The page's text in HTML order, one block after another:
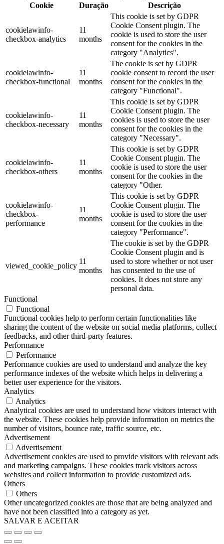
Cookie
Duração Descrição
cookielawinfo-
checkbox-analytics
11
months
This cookie is set by GDPR
Cookie Consent plugin. The
cookie is used to store the user
consent for the cookies in the
category "Analytics".
cookielawinfo-
checkbox-functional
11
months
The cookie is set by GDPR
cookie consent to record the user
consent for the cookies in the
category "Functional".
cookielawinfo-
checkbox-necessary
11
months
This cookie is set by GDPR
Cookie Consent plugin. The
cookies is used to store the user
consent for the cookies in the
category "Necessary".
cookielawinfo-
checkbox-others
11
months
This cookie is set by GDPR
Cookie Consent plugin. The
cookie is used to store the user
consent for the cookies in the
category "Other.
cookielawinfo-
checkbox-
performance
11
months
This cookie is set by GDPR
Cookie Consent plugin. The
cookie is used to store the user
consent for the cookies in the
category "Performance".
viewed_cookie_policy
11
months
The cookie is set by the GDPR
Cookie Consent plugin and is
used to store whether or not user
has consented to the use of
cookies. It does not store any
personal data.
Functional
Functional
Functional cookies help to perform certain functionalities like
sharing the content of the website on social media platforms, collect
feedbacks, and other third-party features.
Performance
Performance
Performance cookies are used to understand and analyze the key
performance indexes of the website which helps in delivering a
better user experience for the visitors.
Analytics
Analytics
Analytical cookies are used to understand how visitors interact with
the website. These cookies help provide information on metrics the
number of visitors, bounce rate, traffic source, etc.
Advertisement
Advertisement
Advertisement cookies are used to provide visitors with relevant ads
and marketing campaigns. These cookies track visitors across
websites and collect information to provide customized ads.
Others
Others
Other uncategorized cookies are those that are being analyzed and
have not been classified into a category as yet.
SALVAR E ACEITAR